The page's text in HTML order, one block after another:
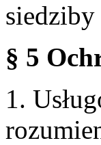
siedziby
§ 5
1.